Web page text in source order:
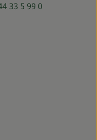
33 5 99 0